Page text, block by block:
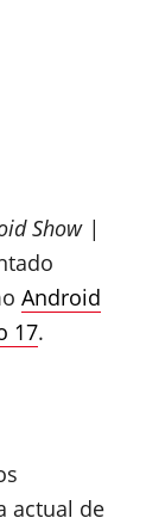
Show |
Android
17.
actual de